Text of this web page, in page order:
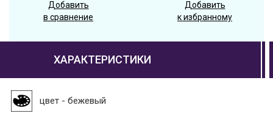
Добавить
в сравнение
Добавить
к избранному
ХАРАКТЕРИСТИКИ
цвет - бежевый